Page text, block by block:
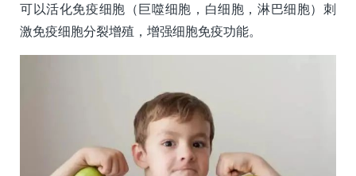
可以活化免疫细胞（巨噬细胞，白细胞，淋巴细胞）刺
激免疫细胞分裂增殖，增强细胞免疫功能。